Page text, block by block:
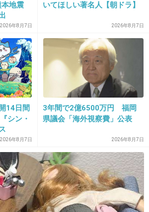
行動は本当に読めない
するんだ？眺めるのか？
+176 -7
かは気になるｗ
+130 -8
地震
て良
福祉活
2026年8月7日
いてほしい著名人【朝ドラ】
2026年8月7日
14日間
シン・
2026年8月7日
3年間で2億6500万円 福岡
県議会「海外視察費」公表
2026年8月7日